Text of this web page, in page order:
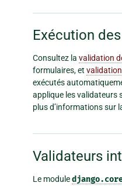
Exécution
Consultez la validation
formulaires, et validation
exécutés
applique les validateurs
plus d’informations sur
Validateurs
Le module